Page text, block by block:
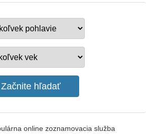
online zoznamovacia služba